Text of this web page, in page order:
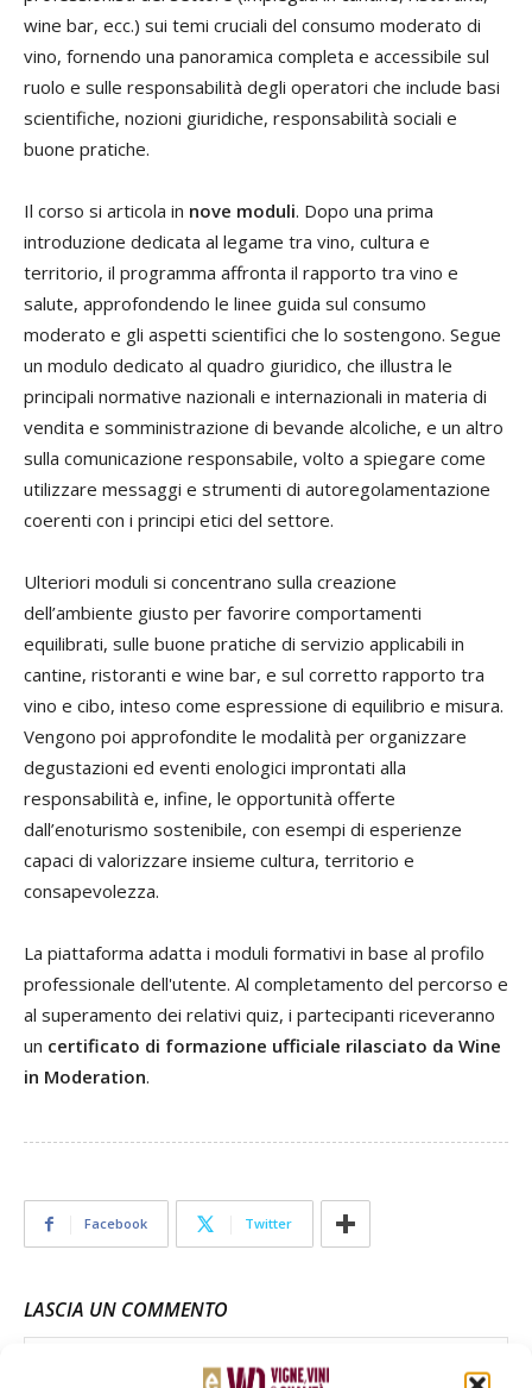
wine bar, ecc.) sui temi cruciali del consumo moderato di
vino, fornendo una panoramica completa e accessibile sul
ruolo e sulle responsabilità degli operatori che include basi
scientifiche, nozioni giuridiche, responsabilità sociali e
buone pratiche.
Il corso si articola in nove moduli. Dopo una prima
introduzione dedicata al legame tra vino, cultura e
territorio, il programma affronta il rapporto tra vino e
salute, approfondendo le linee guida sul consumo
moderato e gli aspetti scientifici che lo sostengono. Segue
un modulo dedicato al quadro giuridico, che illustra le
principali normative nazionali e internazionali in materia di
vendita e somministrazione di bevande alcoliche, e un altro
sulla comunicazione responsabile, volto a spiegare come
utilizzare messaggi e strumenti di autoregolamentazione
coerenti con i principi etici del settore.
Ulteriori moduli si concentrano sulla creazione
dell’ambiente giusto per favorire comportamenti
equilibrati, sulle buone pratiche di servizio applicabili in
cantine, ristoranti e wine bar, e sul corretto rapporto tra
vino e cibo, inteso come espressione di equilibrio e misura.
Vengono poi approfondite le modalità per organizzare
degustazioni ed eventi enologici improntati alla
responsabilità e, infine, le opportunità offerte
dall’enoturismo sostenibile, con esempi di esperienze
capaci di valorizzare insieme cultura, territorio e
consapevolezza.
La piattaforma adatta i moduli formativi in base al profilo
professionale dell'utente. Al completamento del percorso e
al superamento dei relativi quiz, i partecipanti riceveranno
un certificato di formazione ufficiale rilasciato da Wine
in Moderation.
Facebook Twitter
LASCIA UN COMMENTO